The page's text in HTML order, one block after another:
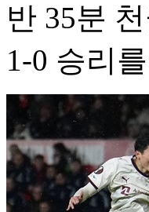
반 35분
1-0 승리